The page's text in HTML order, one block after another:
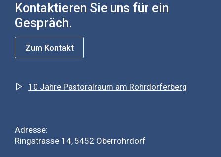
Kontaktieren Sie uns für ein
Gespräch.
Zum Kontakt
10 Jahre Pastoralraum am Rohrdorferberg
Adresse:
Ringstrasse 14, 5452 Oberrohrdorf